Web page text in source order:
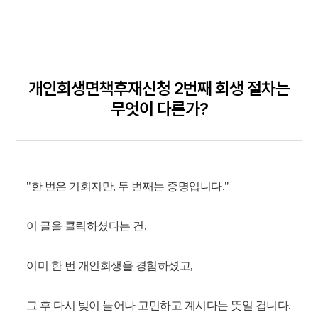
개인회생면책후재신청 2번째 회생 절차는
무엇이 다른가?
"한 번은 기회지만, 두 번째는 증명입니다."
이 글을 클릭하셨다는 건,
이미 한 번 개인회생을 경험하셨고,
그 후 다시 빚이 늘어나 고민하고 계시다는 뜻일 겁니다.